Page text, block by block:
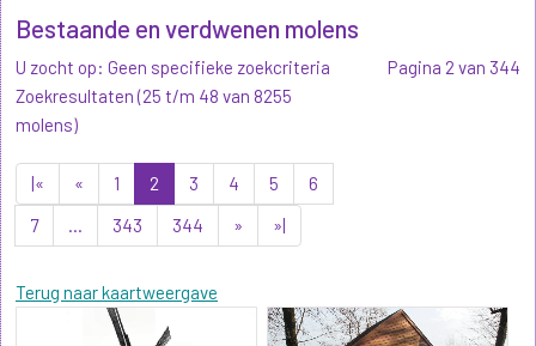
Bestaande en verdwenen molens
U zocht op: Geen specifieke zoekcriteria
Zoekresultaten (25 t/m 48 van 8255
molens)
|« « 1 2 3 4 5
6
7
... 343 344 » »|
Terug naar kaartweergave
Pagina 2 van 344